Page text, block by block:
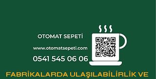
FABRİKALARDA ULAŞILABİLİRLİK VE